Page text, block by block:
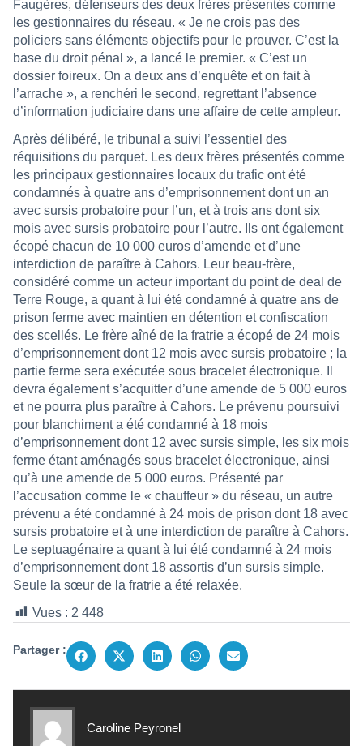
Faugères, défenseurs des deux frères présentés comme
les gestionnaires du réseau. « Je ne crois pas des
policiers sans éléments objectifs pour le prouver. C’est la
base du droit pénal », a lancé le premier. « C’est un
dossier foireux. On a deux ans d’enquête et on fait à
l’arrache », a renchéri le second, regrettant l’absence
d’information judiciaire dans une affaire de cette ampleur.
Après délibéré, le tribunal a suivi l’essentiel des
réquisitions du parquet. Les deux frères présentés comme
les principaux gestionnaires locaux du trafic ont été
condamnés à quatre ans d’emprisonnement dont un an
avec sursis probatoire pour l’un, et à trois ans dont six
mois avec sursis probatoire pour l’autre. Ils ont également
écopé chacun de 10 000 euros d’amende et d’une
interdiction de paraître à Cahors. Leur beau-frère,
considéré comme un acteur important du point de deal de
Terre Rouge, a quant à lui été condamné à quatre ans de
prison ferme avec maintien en détention et confiscation
des scellés. Le frère aîné de la fratrie a écopé de 24 mois
d’emprisonnement dont 12 mois avec sursis probatoire ; la
partie ferme sera exécutée sous bracelet électronique. Il
devra également s’acquitter d’une amende de 5 000 euros
et ne pourra plus paraître à Cahors. Le prévenu poursuivi
pour blanchiment a été condamné à 18 mois
d’emprisonnement dont 12 avec sursis simple, les six mois
ferme étant aménagés sous bracelet électronique, ainsi
qu’à une amende de 5 000 euros. Présenté par
l’accusation comme le « chauffeur » du réseau, un autre
prévenu a été condamné à 24 mois de prison dont 18 avec
sursis probatoire et à une interdiction de paraître à Cahors.
Le septuagénaire a quant à lui été condamné à 24 mois
d’emprisonnement dont 18 assortis d’un sursis simple.
Seule la sœur de la fratrie a été relaxée.
Vues : 2 448
Partager :
Caroline Peyronel